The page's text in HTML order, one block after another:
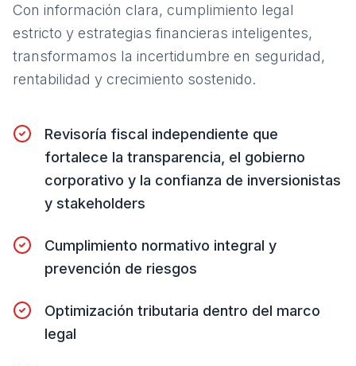
Con información clara, cumplimiento legal
estricto y estrategias financieras inteligentes,
transformamos la incertidumbre en seguridad,
rentabilidad y crecimiento sostenido.
Revisoría fiscal independiente que
fortalece la transparencia, el gobierno
corporativo y la confianza de inversionistas
y stakeholders
Cumplimiento normativo integral y
prevención de riesgos
Optimización tributaria dentro del marco
legal